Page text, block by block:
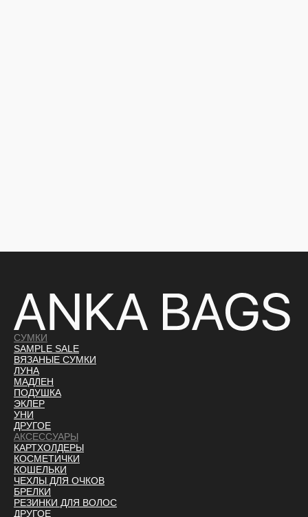
СУМКИ
SAMPLE SALE
ВЯЗАНЫЕ СУМКИ
ЛУНА
МАДЛЕН
ПОДУШКА
ЭКЛЕР
УНИ
ДРУГОЕ
АКСЕССУАРЫ
КАРТХОЛДЕРЫ
КОСМЕТИЧКИ
КОШЕЛЬКИ
ЧЕХЛЫ ДЛЯ ОЧКОВ
БРЕЛКИ
РЕЗИНКИ ДЛЯ ВОЛОС
ДРУГОЕ